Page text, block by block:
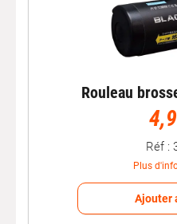
Rouleau
Réf :
Plus
Ajouter